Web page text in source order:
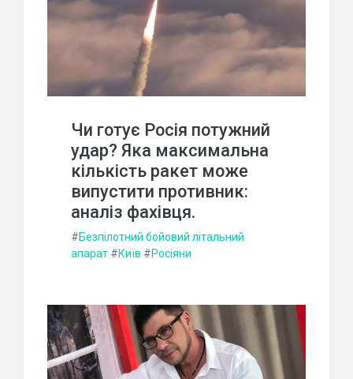
Чи готує Росія потужний
удар? Яка максимальна
кількість ракет може
випустити противник:
аналіз фахівця.
#Безпілотний бойовий літальний
апарат #Київ #Росіяни